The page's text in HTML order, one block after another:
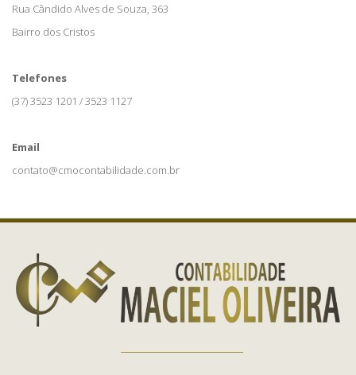
Rua Cândido Alves de Souza, 363
Bairro dos Cristos
Telefones
(37) 3523 1201 / 3523 1127
Email
contato@cmocontabilidade.com.br